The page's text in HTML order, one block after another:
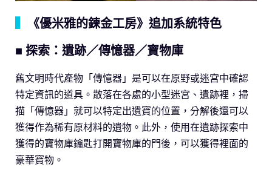
《優米雅的鍊金工房》追加系統特色
■ 探索：遺跡／傳憶器／寶物庫
舊文明時代產物「傳憶器」是可以在原野或迷宮中確認
特定資訊的道具。散落在各處的小型迷宮、遺跡裡，掃
描「傳憶器」就可以特定出遺寶的位置，分解後還可以
獲得作為稀有原材料的遺物。此外，使用在遺跡探索中
獲得的寶物庫鑰匙打開寶物庫的門後，可以獲得裡面的
豪華寶物。